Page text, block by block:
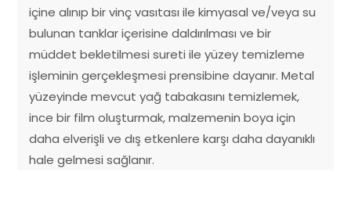
içine alınıp bir vinç vasıtası ile kimyasal ve/veya su
bulunan tanklar içerisine daldırılması ve bir
müddet bekletilmesi sureti ile yüzey temizleme
işleminin gerçekleşmesi prensibine dayanır. Metal
yüzeyinde mevcut yağ tabakasını temizlemek,
ince bir film oluşturmak, malzemenin boya için
daha elverişli ve dış etkenlere karşı daha dayanıklı
hale gelmesi sağlanır.